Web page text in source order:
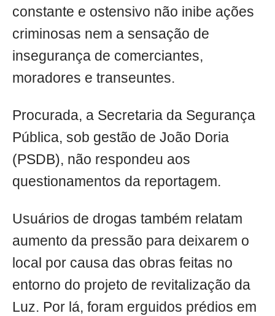
constante e ostensivo não inibe ações
criminosas nem a sensação de
insegurança de comerciantes,
moradores e transeuntes.
Procurada, a Secretaria da Segurança
Pública, sob gestão de João Doria
(PSDB), não respondeu aos
questionamentos da reportagem.
Usuários de drogas também relatam
aumento da pressão para deixarem o
local por causa das obras feitas no
entorno do projeto de revitalização da
Luz. Por lá, foram erguidos prédios em